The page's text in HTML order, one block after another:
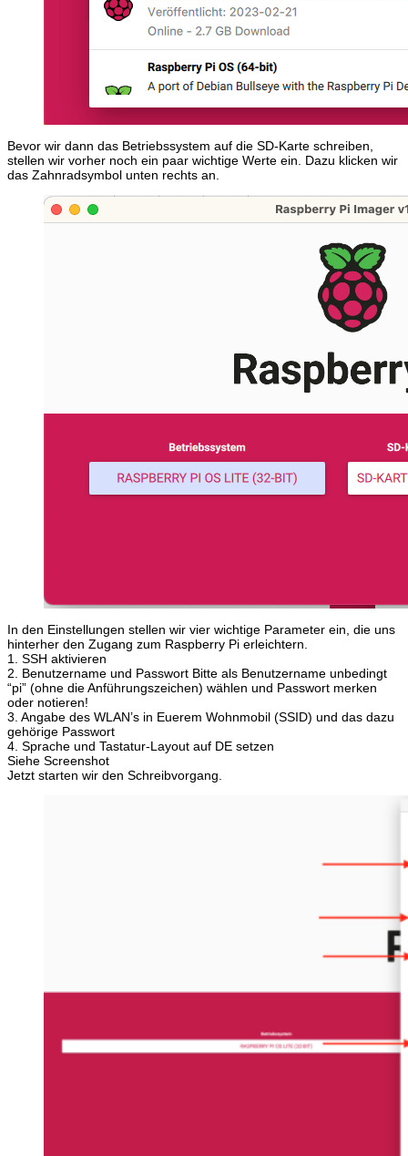
Bevor wir dann das Betriebssystem auf die SD-Karte schreiben,
stellen wir vorher noch ein paar wichtige Werte ein. Dazu klicken wir
das Zahnradsymbol unten rechts an.
In den Einstellungen stellen wir vier wichtige Parameter ein, die uns
hinterher den Zugang zum Raspberry Pi erleichtern.
1. SSH aktivieren
2. Benutzername und Passwort Bitte als Benutzername unbedingt
“pi” (ohne die Anführungszeichen) wählen und Passwort merken
oder notieren!
3. Angabe des WLAN’s in Euerem Wohnmobil (SSID) und das dazu
gehörige Passwort
4. Sprache und Tastatur-Layout auf DE setzen
Siehe Screenshot
Jetzt starten wir den Schreibvorgang.